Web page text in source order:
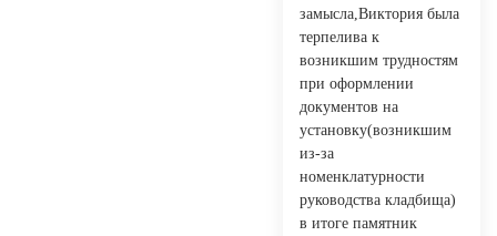
замысла,Виктория была
терпелива к
возникшим трудностям
при оформлении
документов на
установку(возникшим
из-за
номенклатурности
руководства кладбища)
в итоге памятник